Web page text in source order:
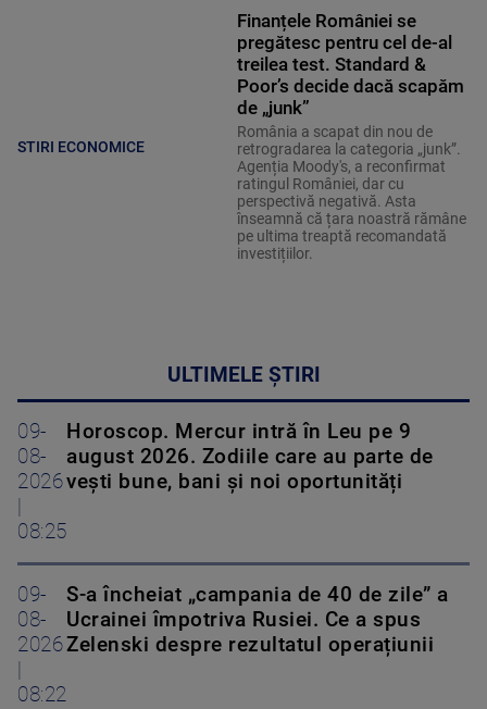
STIRI ECONOMICE
Finanțele României se
pregătesc pentru cel de-al
treilea test. Standard &
Poor’s decide dacă scapăm
de „junk”
România a scapat din nou de
retrogradarea la categoria „junk”.
Agenția Moody's, a reconfirmat
ratingul României, dar cu
perspectivă negativă. Asta
înseamnă că țara noastră rămâne
pe ultima treaptă recomandată
investițiilor.
ULTIMELE ȘTIRI
09-
08-
2026
08:25
Horoscop. Mercur intră în Leu pe 9
august 2026. Zodiile care au parte de
vești bune, bani și noi oportunități
09-
08-
2026
08:22
S-a încheiat „campania de 40 de zile” a
Ucrainei împotriva Rusiei. Ce a spus
Zelenski despre rezultatul operațiunii